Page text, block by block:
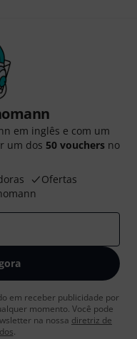
em inglês e com um
um dos 50 vouchers no
Ofertas
em receber publicidade por
momento. Você pode
na nossa diretriz de
.